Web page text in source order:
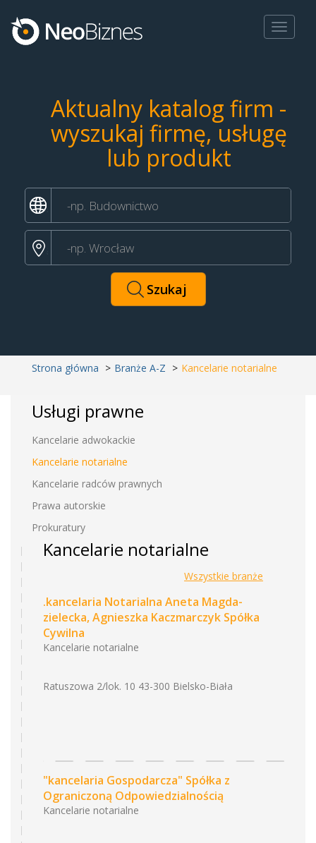
Toggle
Aktualny katalog firm -
wyszukaj firmę, usługę
lub produkt
Strona główna Branże A-Z Kancelarie notarialne
Usługi prawne
Kancelarie adwokackie
Kancelarie notarialne
Kancelarie radców prawnych
Prawa autorskie
Prokuratury
Kancelarie notarialne
Wszystkie branże
.kancelaria Notarialna Aneta Magda-
zielecka, Agnieszka Kaczmarczyk Spółka
Cywilna
Kancelarie notarialne
Ratuszowa 2/lok. 10 43-300 Bielsko-Biała
"kancelaria Gospodarcza" Spółka z
Ograniczoną Odpowiedzialnością
Kancelarie notarialne